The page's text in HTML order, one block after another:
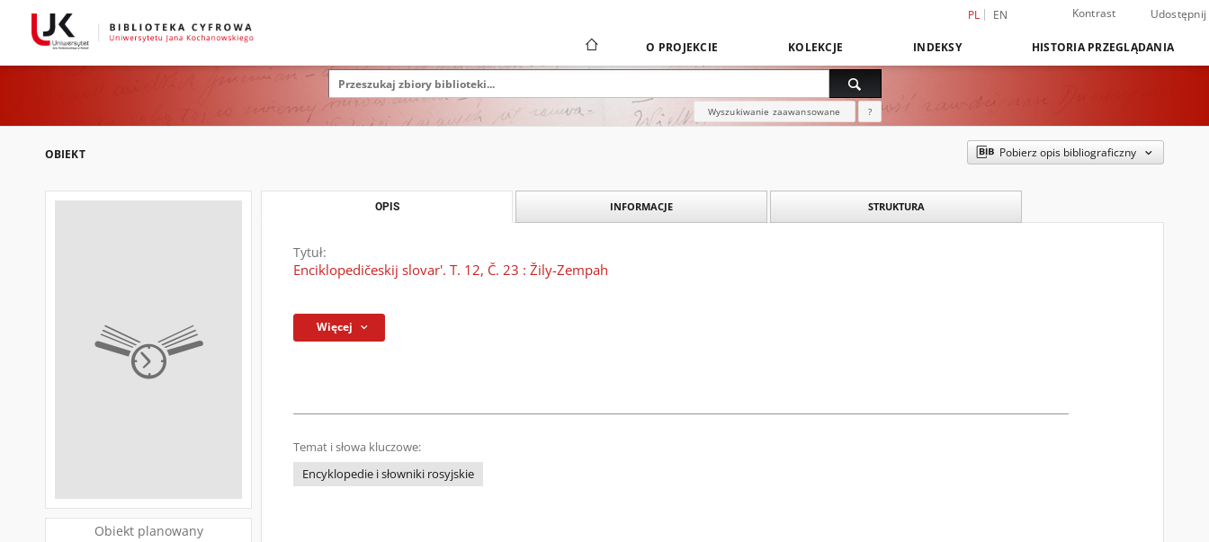
PL EN Kontrast Udostępnij
O PROJEKCIE KOLEKCJE INDEKSY HISTORIA PRZEGLĄDANIA
Wyszukiwanie zaawansowane ?
OBIEKT Pobierz opis bibliograficzny
Obiekt planowany
OPIS INFORMACJE STRUKTURA
Tytuł:
Enciklopedičeskij slovar'. T. 12, Č. 23 : Žily-Zempah
Więcej
Temat i słowa kluczowe:
Encyklopedie i słowniki rosyjskie